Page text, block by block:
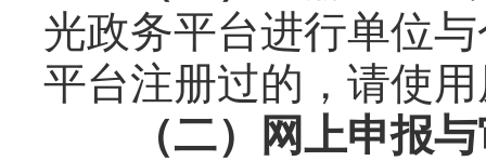
光政务平台进行单位
平台注册过的，请使
（二）网上申报